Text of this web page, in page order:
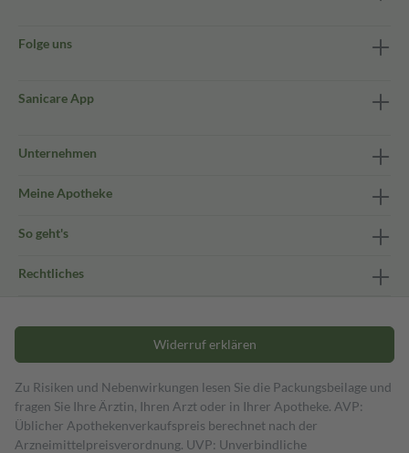
Folge uns
Sanicare App
Unternehmen
Meine Apotheke
So geht's
Rechtliches
Widerruf erklären
Zu Risiken und Nebenwirkungen lesen Sie die Packungsbeilage und
fragen Sie Ihre Ärztin, Ihren Arzt oder in Ihrer Apotheke. AVP:
Üblicher Apothekenverkaufspreis berechnet nach der
Arzneimittelpreisverordnung. UVP: Unverbindliche